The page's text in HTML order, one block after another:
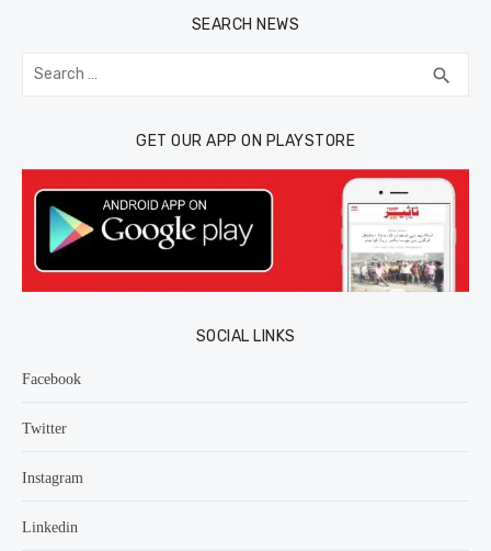
SEARCH NEWS
Search
for: search
GET OUR APP ON PLAYSTORE
SOCIAL LINKS
Facebook
Twitter
Instagram
Linkedin